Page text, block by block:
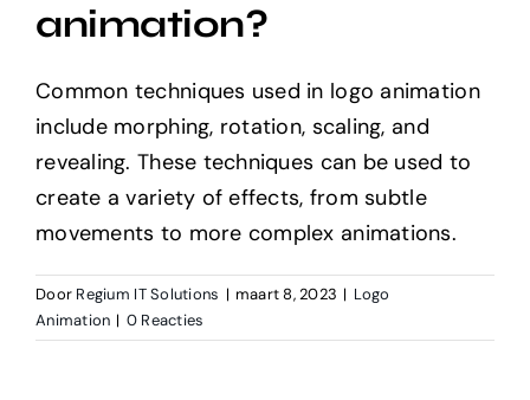
animation?
Common techniques used in logo animation
include morphing, rotation, scaling, and
revealing. These techniques can be used to
create a variety of effects, from subtle
movements to more complex animations.
Door Regium IT Solutions | maart 8, 2023 | Logo
Animation | 0 Reacties